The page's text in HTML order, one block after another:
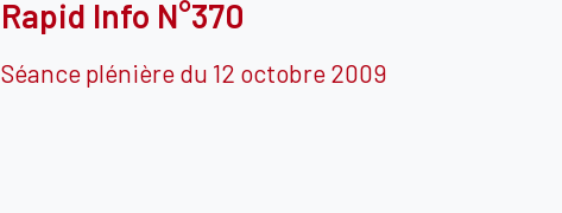
Rapid Info N°370
Séance plénière du 12 octobre 2009